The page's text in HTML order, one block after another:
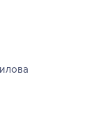
основе 1068 оценок